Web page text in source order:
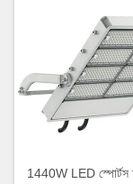
1440W LED স্পোর্টস